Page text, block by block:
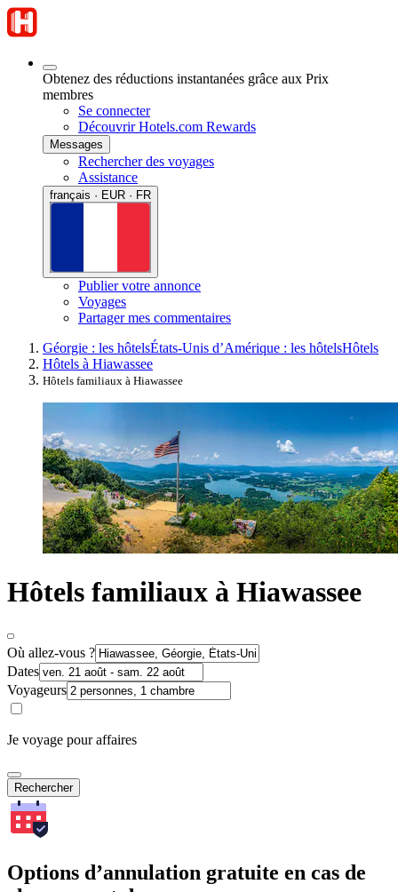
Obtenez des réductions instantanées grâce aux Prix
membres
Se connecter
Découvrir Hotels.com Rewards
Messages
Rechercher des voyages
Assistance
français · EUR · FR
Publier votre annonce
Voyages
Partager mes commentaires
Géorgie : les hôtelsÉtats-Unis d’Amérique : les hôtelsHôtels
Hôtels à Hiawassee
Hôtels familiaux à Hiawassee
Hôtels familiaux à Hiawassee
Où allez-vous ?
Dates
Voyageurs
Je voyage pour affaires
Rechercher
Options d’annulation gratuite en cas de